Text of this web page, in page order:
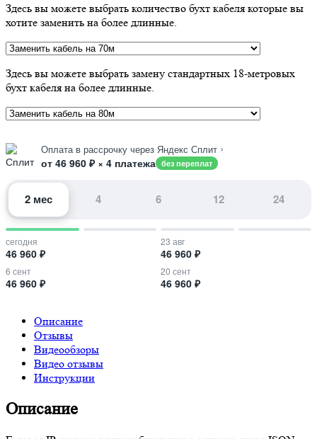
Здесь вы можете выбрать количество бухт кабеля которые вы
хотите заменить на более длинные.
Здесь вы можете выбрать замену стандартных 18-метровых
бухт кабеля на более длинные.
Оплата в рассрочку через Яндекс Сплит ›
от 46 960 ₽ × 4 платежа без переплат
2 мес 4 6 12 24
сегодня
46 960 ₽
23 авг
46 960 ₽
6 сент
46 960 ₽
20 сент
46 960 ₽
Описание
Отзывы
Видеообзоры
Видео отзывы
Инструкции
Описание